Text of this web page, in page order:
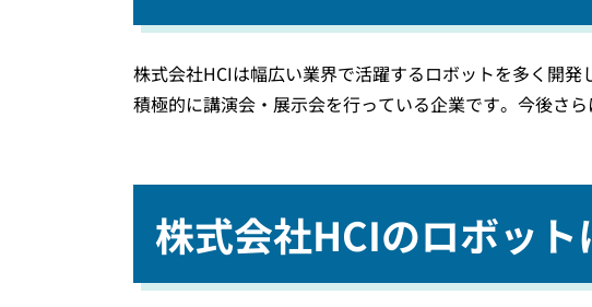
株式会社HCIは幅広い業界で活躍するロボットを多く開
積極的に講演会・展示会を行っている企業です。今後さ
株式会社HCIのロボッ